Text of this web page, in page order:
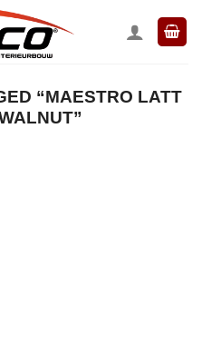
“MAESTRO LATT